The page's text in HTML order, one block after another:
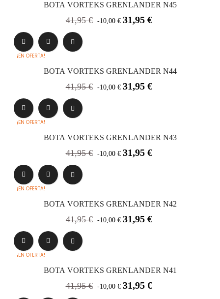
BOTA VORTEKS GRENLANDER N45
Precio
41,95 € -10,00 €
Precio
31,95 €
¡EN OFERTA!
BOTA VORTEKS GRENLANDER N44
Precio
41,95 € -10,00 €
Precio
31,95 €
¡EN OFERTA!
BOTA VORTEKS GRENLANDER N43
Precio
41,95 € -10,00 €
Precio
31,95 €
¡EN OFERTA!
BOTA VORTEKS GRENLANDER N42
Precio
41,95 € -10,00 €
Precio
31,95 €
¡EN OFERTA!
BOTA VORTEKS GRENLANDER N41
Precio
41,95 € -10,00 €
Precio
31,95 €